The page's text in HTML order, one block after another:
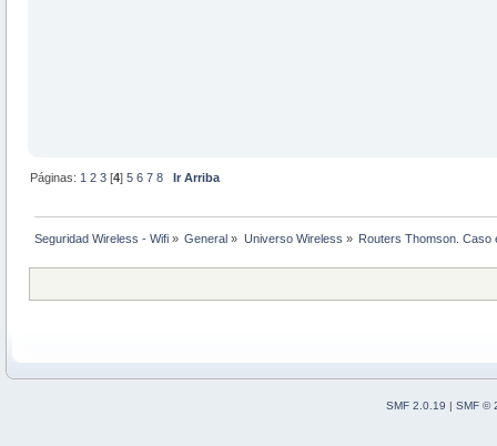
Páginas: 1 2 3 [4]5 6 7 8 Ir Arriba
Seguridad Wireless - Wifi » General » Universo Wireless » Routers Thomson. Caso
SMF 2.0.19 | SMF ©